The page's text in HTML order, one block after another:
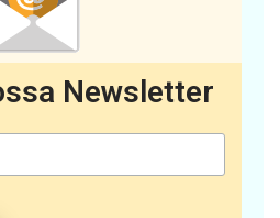
Newsletter